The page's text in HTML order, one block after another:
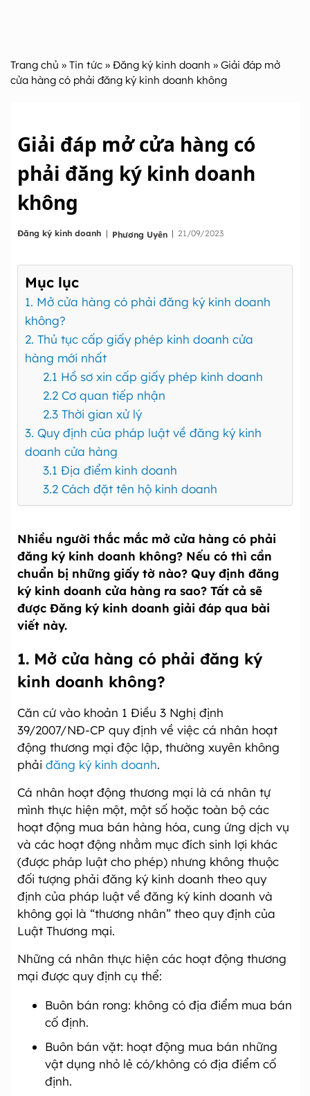
Trang chủ » Tin tức » Đăng ký kinh doanh » Giải đáp mở
cửa hàng có phải đăng ký kinh doanh không
Giải đáp mở cửa hàng có
phải đăng ký kinh doanh
không
Đăng ký kinh doanh | Phương Uyên | 21/09/2023
Mục lục
1. Mở cửa hàng có phải đăng ký kinh doanh
không?
2. Thủ tục cấp giấy phép kinh doanh cửa
hàng mới nhất
2.1 Hồ sơ xin cấp giấy phép kinh doanh
2.2 Cơ quan tiếp nhận
2.3 Thời gian xử lý
3. Quy định của pháp luật về đăng ký kinh
doanh cửa hàng
3.1 Địa điểm kinh doanh
3.2 Cách đặt tên hộ kinh doanh
Nhiều người thắc mắc mở cửa hàng có phải
đăng ký kinh doanh không? Nếu có thì cần
chuẩn bị những giấy tờ nào? Quy định đăng
ký kinh doanh cửa hàng ra sao? Tất cả sẽ
được Đăng ký kinh doanh giải đáp qua bài
viết này.
1. Mở cửa hàng có phải đăng ký
kinh doanh không?
Căn cứ vào khoản 1 Điều 3 Nghị định
39/2007/NĐ-CP quy định về việc cá nhân hoạt
động thương mại độc lập, thường xuyên không
phải đăng ký kinh doanh.
Cá nhân hoạt động th­ương mại là cá nhân tự
mình thực hiện một, một số hoặc toàn bộ các
hoạt động mua bán hàng hóa, cung ứng dịch vụ
và các hoạt động nhằm mục đích sinh lợi khác
(được pháp luật cho phép) như­ng không thuộc
đối t­ượng phải đăng ký kinh doanh theo quy
định của pháp luật về đăng ký kinh doanh và
không gọi là “th­ương nhân” theo quy định của
Luật Thương mại.
Những cá nhân thực hiện các hoạt động th­ương
mại được quy định cụ thể:
Buôn bán rong: không có địa điểm mua bán
cố định.
Buôn bán vặt: hoạt động mua bán những
vật dụng nhỏ lẻ có/không có địa điểm cố
định.